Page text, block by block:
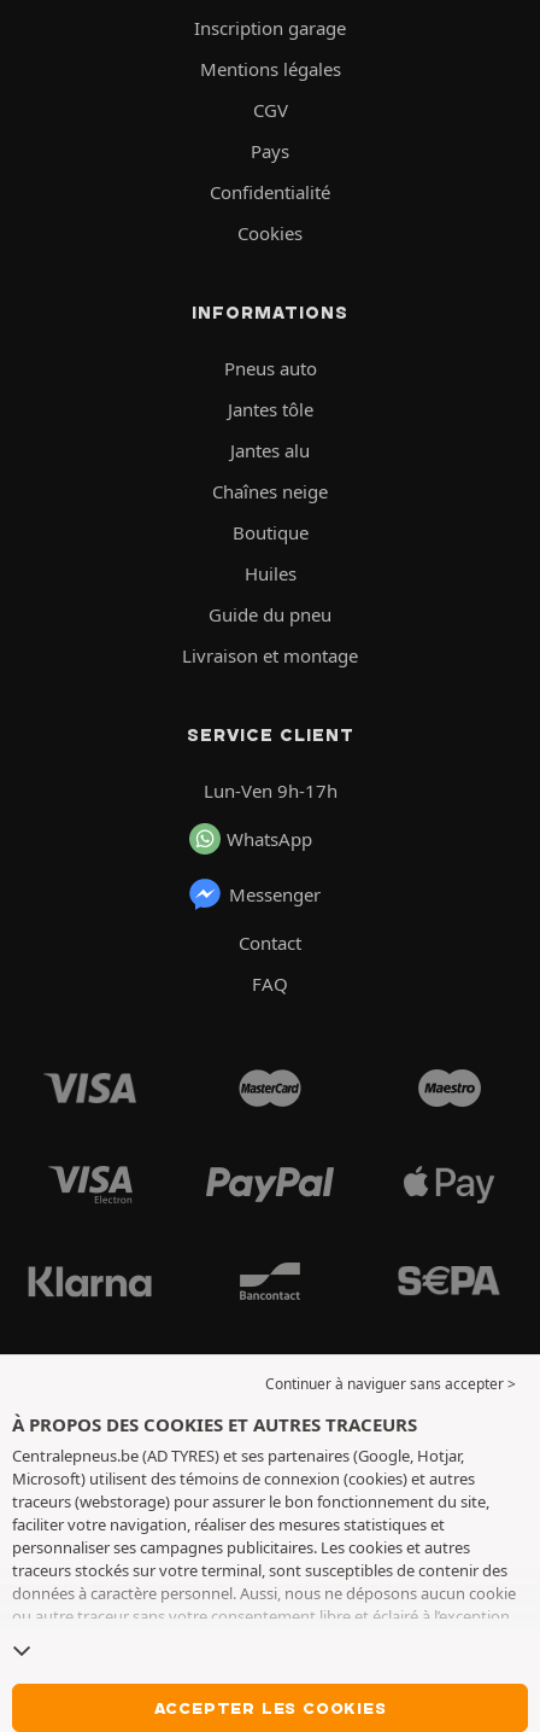
Inscription garage
Mentions légales
CGV
Pays
Confidentialité
Cookies
INFORMATIONS
Pneus auto
Jantes tôle
Jantes alu
Chaînes neige
Boutique
Huiles
Guide du pneu
Livraison et montage
SERVICE CLIENT
Lun-Ven 9h-17h
WhatsApp
Messenger
Contact
FAQ
Continuer à naviguer sans accepter >
À PROPOS DES COOKIES ET AUTRES TRACEURS
Centralepneus.be (AD TYRES) et ses partenaires (Google, Hotjar,
Microsoft) utilisent des témoins de connexion (cookies) et autres
traceurs (webstorage) pour assurer le bon fonctionnement du site,
faciliter votre navigation, réaliser des mesures statistiques et
personnaliser ses campagnes publicitaires. Les cookies et autres
traceurs stockés sur votre terminal, sont susceptibles de contenir des
données à caractère personnel. Aussi, nous ne déposons aucun cookie
ou autre traceur sans votre consentement libre et éclairé à l’exception
conservons votre choix pendant 6 mois. Vous pouvez retirer votre
consentement à tout moment en vous rendant sur lapage cookies et
. Vous pouvez choisir de continuer à naviguer sans
ACCEPTER LES COOKIES